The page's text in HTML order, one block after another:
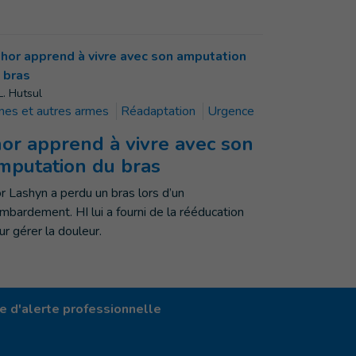
Hutsul
et autres armes Réadaptation Urgence
apprend à vivre avec son
du bras
Lashyn a perdu un bras lors d’un
HI lui a fourni de la rééducation
gérer la douleur.
d'alerte professionnelle